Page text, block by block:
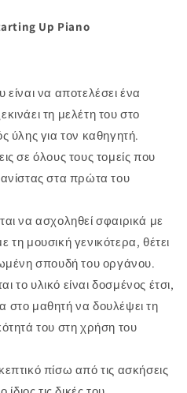
Up Piano
να αποτελέσει ένα
τη μελέτη του στο
ύλης για τον καθηγητή.
σε όλους τους τομείς που
στα πρώτα του
να ασχοληθεί σφαιρικά με
μουσική γενικότερα, θέτει
σπουδή του οργάνου.
το υλικό είναι δοσμένος έτσι,
μαθητή να δουλέψει τη
του στη χρήση του
πίσω από τις ασκήσεις